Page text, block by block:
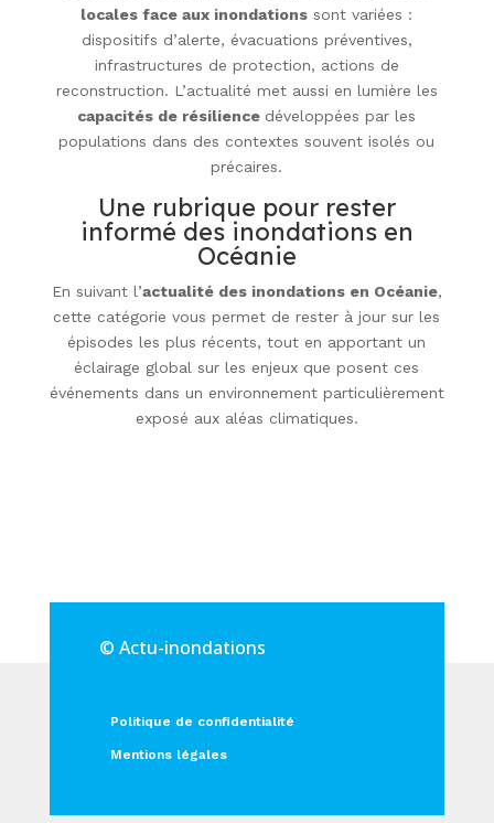
locales face aux inondations sont variées :
dispositifs d’alerte, évacuations préventives,
infrastructures de protection, actions de
reconstruction. L’actualité met aussi en lumière les
capacités de résilience développées par les
populations dans des contextes souvent isolés ou
précaires.
Une rubrique pour rester
informé des inondations en
Océanie
En suivant l’actualité des inondations en Océanie,
cette catégorie vous permet de rester à jour sur les
épisodes les plus récents, tout en apportant un
éclairage global sur les enjeux que posent ces
événements dans un environnement particulièrement
exposé aux aléas climatiques.
© Actu-inondations
Politique de confidentialité
Mentions légales